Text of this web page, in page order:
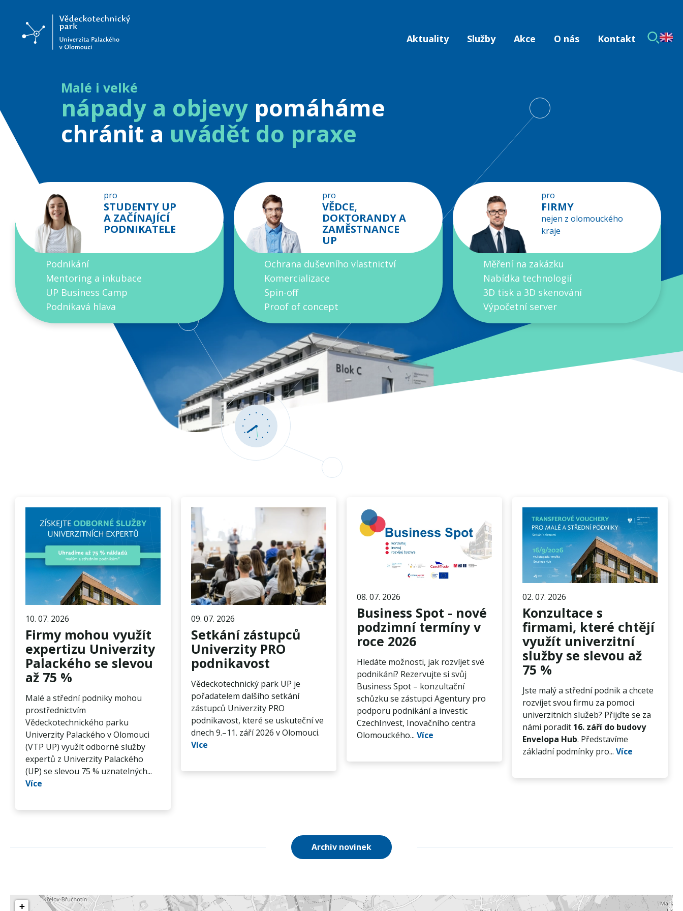
Aktuality Služby Akce O nás Kontakt
Malé i velké
nápady a objevy pomáháme
chránit a uvádět do praxe
pro
STUDENTY UP
A ZAČÍNAJÍCÍ
PODNIKATELE
Podnikání
Mentoring a inkubace
UP Business Camp
Podnikavá hlava
pro
VĚDCE,
DOKTORANDY A
ZAMĚSTNANCE
UP
Ochrana duševního vlastnictví
Komercializace
Spin-off
Proof of concept
pro
FIRMY
nejen z olomouckého
kraje
Měření na zakázku
Nabídka technologií
3D tisk a 3D skenování
Výpočetní server
10. 07. 2026
Firmy mohou využít
expertizu Univerzity
Palackého se slevou
až 75 %
Malé a střední podniky mohou
prostřednictvím
Vědeckotechnického parku
Univerzity Palackého v Olomouci
(VTP UP) využít odborné služby
expertů z Univerzity Palackého
(UP) se slevou 75 % uznatelných...
Více
09. 07. 2026
Setkání zástupců
Univerzity PRO
podnikavost
Vědeckotechnický park UP je
pořadatelem dalšího setkání
zástupců Univerzity PRO
podnikavost, které se uskuteční ve
dnech 9.–11. září 2026 v Olomouci.
Více
08. 07. 2026
Business Spot - nové
podzimní termíny v
roce 2026
Hledáte možnosti, jak rozvíjet své
podnikání? Rezervujte si svůj
Business Spot – konzultační
schůzku se zástupci Agentury pro
podporu podnikání a investic
CzechInvest, Inovačního centra
Olomouckého... Více
02. 07. 2026
Konzultace s
firmami, které chtějí
využít univerzitní
služby se slevou až
75 %
Jste malý a střední podnik a chcete
rozvíjet svou firmu za pomoci
univerzitních služeb? Přijďte se za
námi poradit 16. září do budovy
Envelopa Hub. Představíme
základní podmínky pro... Více
Archiv novinek
+